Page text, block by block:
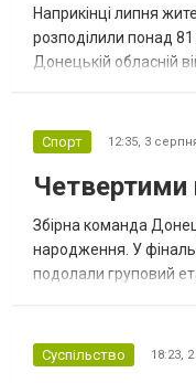
Наприкінці липня
розподілили понад 81
Донецькій обласній
Спорт 12:35, 3
Четвертими
Збірна команда
народження. У
подолали груповий
Суспільство 18:23,